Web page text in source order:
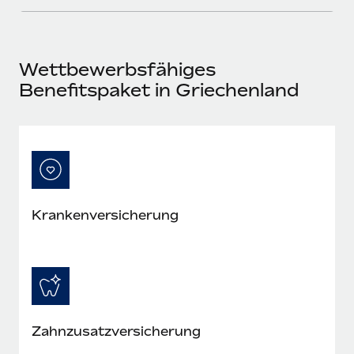
Mehr erfahren
Wettbewerbsfähiges
Benefitspaket in Griechenland
Kranken­versicherung
Zahn­zusatz­versicherung